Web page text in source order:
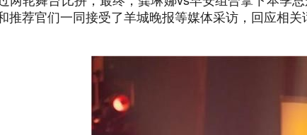
推荐官们一同接受了羊城晚报等媒体采访，回应相关